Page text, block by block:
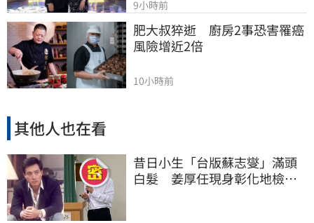
9小時前
肥大叔猝逝　廚房2事恐害罹癌
風險增近2倍
10小時前
其他人也在看
昔日小生「台版蘇志燮」滿頭
白髮 姜厚任現身彰化地檢